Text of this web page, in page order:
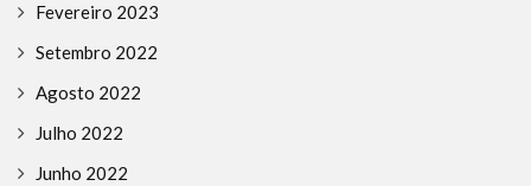
Fevereiro 2023
Setembro 2022
Agosto 2022
Julho 2022
Junho 2022